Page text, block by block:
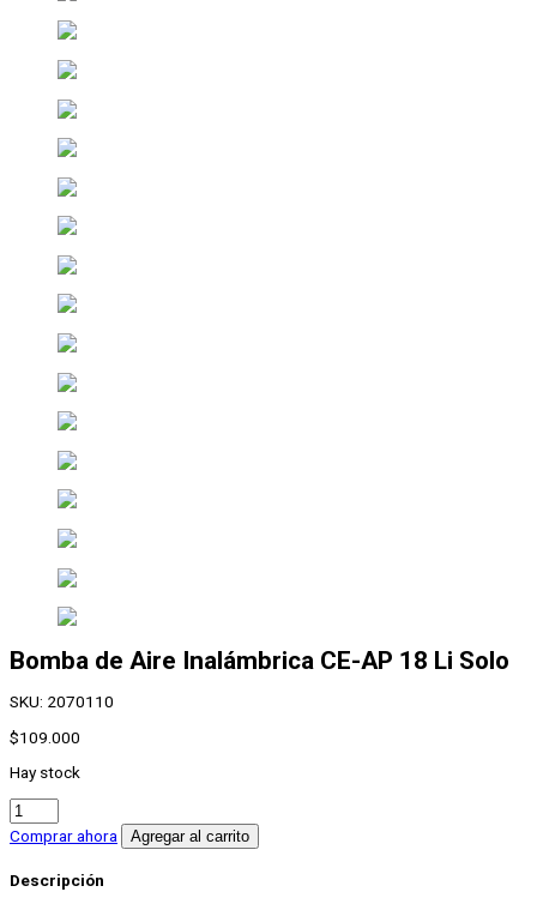
Bomba de Aire Inalámbrica CE-AP 18 Li Solo
SKU: 2070110
$109.000
Hay stock
Bomba
de
Aire
CE-
Comprar ahora Agregar al carrito
Descripción